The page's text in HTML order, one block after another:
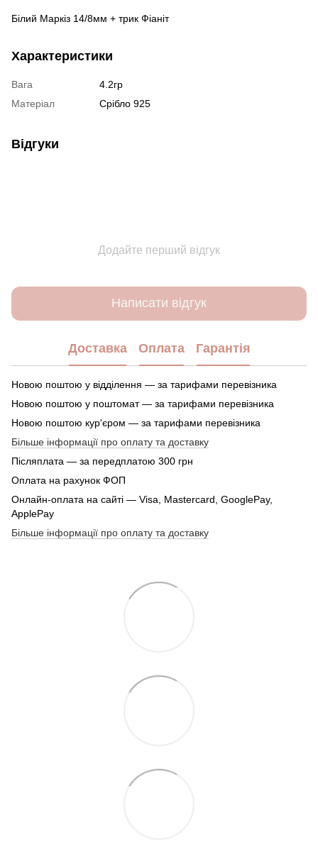
Білий Маркіз 14/8мм + трик Фіаніт
Характеристики
Вага
4.2гр
Матеріал
Срібло 925
Відгуки
Додайте перший відгук
Написати відгук
Доставка Оплата Гарантія
Новою поштою у відділення — за тарифами перевізника
Новою поштою у поштомат — за тарифами перевізника
Новою поштою кур'єром — за тарифами перевізника
Більше інформації про оплату та доставку
Післяплата — за передплатою 300 грн
Оплата на рахунок ФОП
Онлайн-оплата на сайті — Visa, Mastercard, GooglePay,
ApplePay
Більше інформації про оплату та доставку